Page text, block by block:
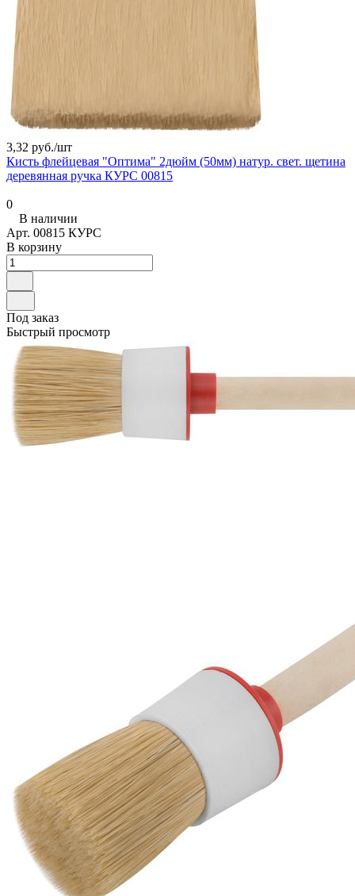
3,32 руб./шт
Кисть флейцевая "Оптима" 2дюйм (50мм) натур. свет. щетина
деревянная ручка КУРС 00815
0
В наличии
Арт. 00815 КУРС
В корзину
Под заказ
Быстрый просмотр